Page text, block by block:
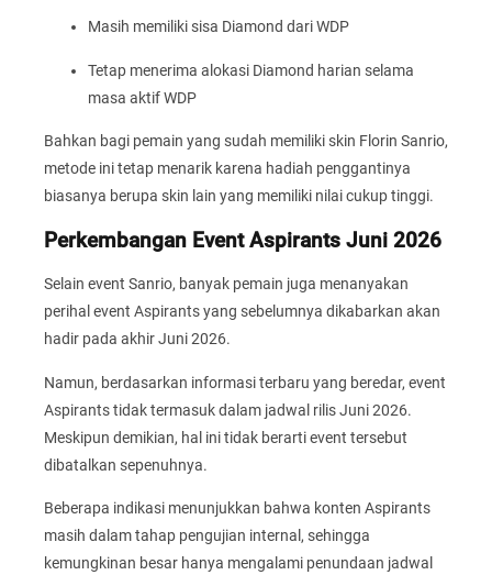
Masih memiliki sisa Diamond dari WDP
Tetap menerima alokasi Diamond harian selama
masa aktif WDP
Bahkan bagi pemain yang sudah memiliki skin Florin Sanrio,
metode ini tetap menarik karena hadiah penggantinya
biasanya berupa skin lain yang memiliki nilai cukup tinggi.
Perkembangan Event Aspirants Juni 2026
Selain event Sanrio, banyak pemain juga menanyakan
perihal event Aspirants yang sebelumnya dikabarkan akan
hadir pada akhir Juni 2026.
Namun, berdasarkan informasi terbaru yang beredar, event
Aspirants tidak termasuk dalam jadwal rilis Juni 2026.
Meskipun demikian, hal ini tidak berarti event tersebut
dibatalkan sepenuhnya.
Beberapa indikasi menunjukkan bahwa konten Aspirants
masih dalam tahap pengujian internal, sehingga
kemungkinan besar hanya mengalami penundaan jadwal